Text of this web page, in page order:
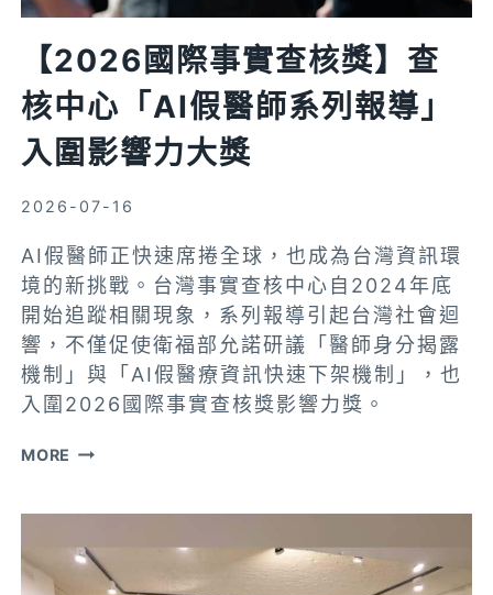
齡
位
偏
【2026國際事實查核獎】查
核中心「AI假醫師系列報導」
入圍影響力大獎
2026-07-16
AI假醫師正快速席捲全球，也成為台灣資訊環
境的新挑戰。台灣事實查核中心自2024年底
開始追蹤相關現象，系列報導引起台灣社會迴
響，不僅促使衛福部允諾研議「醫師身分揭露
機制」與「AI假醫療資訊快速下架機制」，也
入圍2026國際事實查核獎影響力獎。
MORE 【2026
際
實